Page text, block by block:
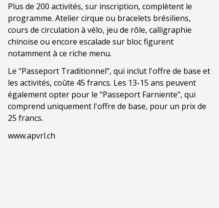
Plus de 200 activités, sur inscription, complètent le
programme. Atelier cirque ou bracelets brésiliens,
cours de circulation à vélo, jeu de rôle, calligraphie
chinoise ou encore escalade sur bloc figurent
notamment à ce riche menu.
Le "Passeport Traditionnel", qui inclut l'offre de base et
les activités, coûte 45 francs. Les 13-15 ans peuvent
également opter pour le "Passeport Farniente", qui
comprend uniquement l'offre de base, pour un prix de
25 francs.
www.apvrl.ch